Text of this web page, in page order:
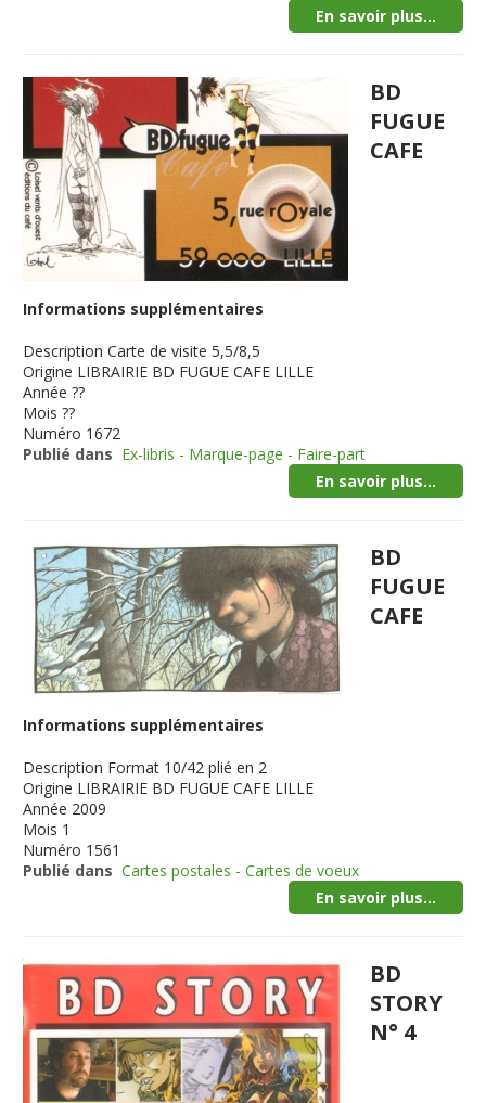
En savoir plus...
BD
FUGUE
CAFE
Informations supplémentaires
Description Carte de visite 5,5/8,5
Origine LIBRAIRIE BD FUGUE CAFE LILLE
Année ??
Mois ??
Numéro 1672
Publié dans Ex-libris - Marque-page - Faire-part
En savoir plus...
BD
FUGUE
CAFE
Informations supplémentaires
Description Format 10/42 plié en 2
Origine LIBRAIRIE BD FUGUE CAFE LILLE
Année 2009
Mois 1
Numéro 1561
Publié dans Cartes postales - Cartes de voeux
En savoir plus...
BD
STORY
N° 4